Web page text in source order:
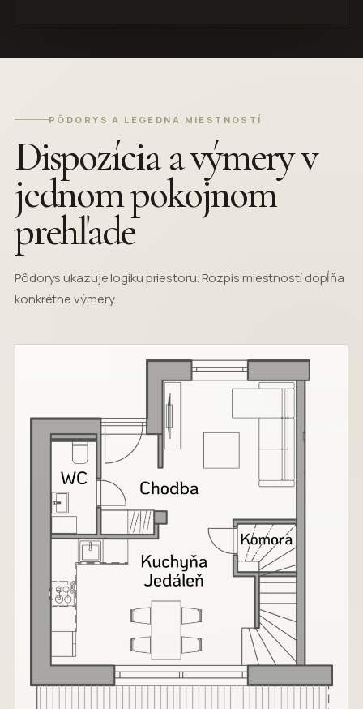
PÔDORYS A LEGEDNA MIESTNOSTÍ
Dispozícia a výmery v
jednom pokojnom
prehľade
Pôdorys ukazuje logiku priestoru. Rozpis miestností dopĺňa
konkrétne výmery.